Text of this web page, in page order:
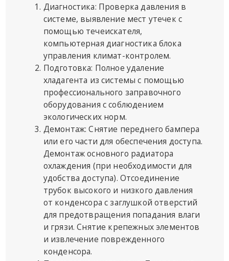
Диагностика: Проверка давления в
системе, выявление мест утечек с
помощью течеискателя,
компьютерная диагностика блока
управления климат-контролем.
Подготовка: Полное удаление
хладагента из системы с помощью
профессионального заправочного
оборудования с соблюдением
экологических норм.
Демонтаж: Снятие переднего бампера
или его части для обеспечения доступа.
Демонтаж основного радиатора
охлаждения (при необходимости для
удобства доступа). Отсоединение
трубок высокого и низкого давления
от конденсора с заглушкой отверстий
для предотвращения попадания влаги
и грязи. Снятие крепежных элементов
и извлечение поврежденного
конденсора.